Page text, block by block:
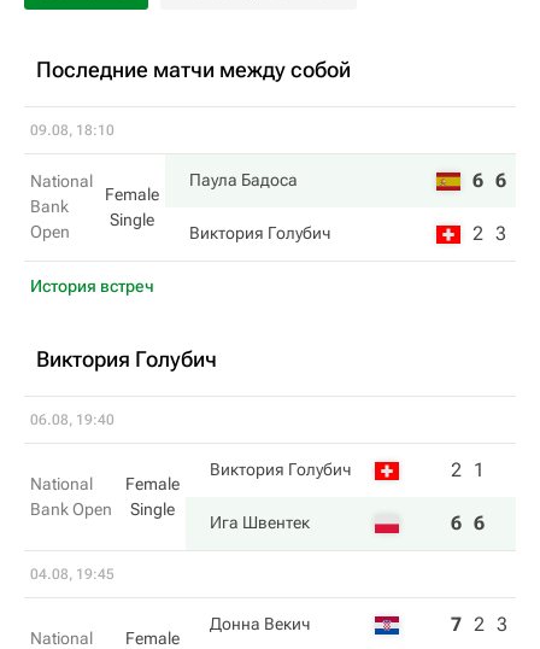
Последние матчи между собой
09.08, 18:10
National
Bank
Open
Female
Single
Паула Бадоса 6 6
Виктория Голубич 2 3
История встреч
Виктория Голубич
06.08, 19:40
National
Bank Open
Female
Single
Виктория Голубич 2 1
Ига Швентек 6 6
04.08, 19:45
National
Female
Донна Векич 7 2 3